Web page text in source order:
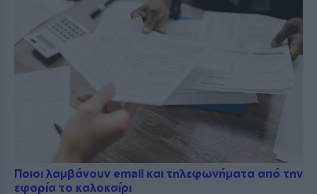
Ποιοι λαμβάνουν email και τηλεφωνήματα από την
εφορία το καλοκαίρι